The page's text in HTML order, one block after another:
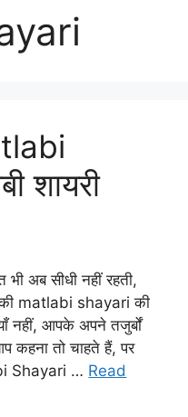
शायरी
अब सीधी नहीं रहती,
की matlabi shayari की
नहीं, आपके अपने तजुर्बों
कहना तो चाहते हैं, पर
Shayari … Read